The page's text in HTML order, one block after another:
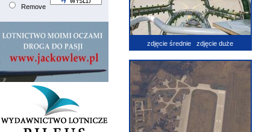
Remove
zdjęcie średnie zdjęcie duże